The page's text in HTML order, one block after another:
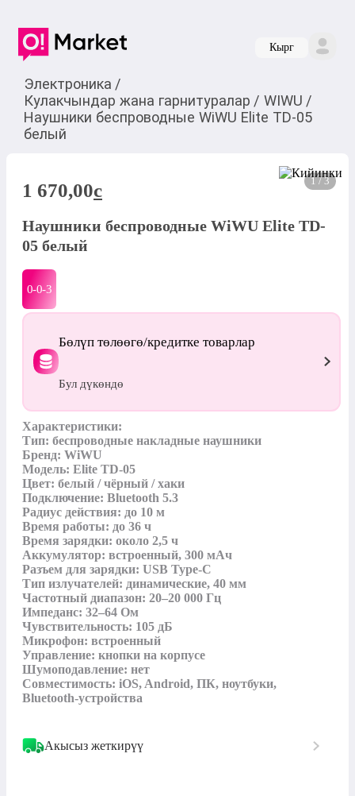
Кырг
Электроника /
Кулакчындар жана гарнитуралар / WIWU /
Наушники беспроводные WiWU Elite TD-05
белый
1 / 3
1 670,00c
Наушники беспроводные WiWU Elite TD-
05 белый
0-0-3
Бөлүп төлөөгө/кредитке товарлар
Бул дүкөндө
Характеристики:
Тип: беспроводные накладные наушники
Бренд: WiWU
Модель: Elite TD-05
Цвет: белый / чёрный / хаки
Подключение: Bluetooth 5.3
Радиус действия: до 10 м
Время работы: до 36 ч
Время зарядки: около 2,5 ч
Аккумулятор: встроенный, 300 мАч
Разъем для зарядки: USB Type-C
Тип излучателей: динамические, 40 мм
Частотный диапазон: 20–20 000 Гц
Импеданс: 32–64 Ом
Чувствительность: 105 дБ
Микрофон: встроенный
Управление: кнопки на корпусе
Шумоподавление: нет
Совместимость: iOS, Android, ПК, ноутбуки,
Bluetooth-устройства
Акысыз жеткирүү